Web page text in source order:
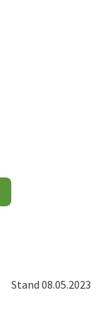
Stand 08.05.2023